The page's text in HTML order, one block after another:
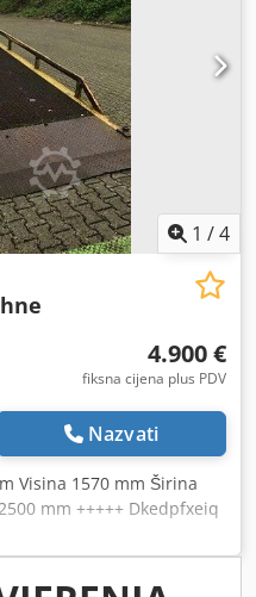
1 /4
4.900 €
fiksna cijena plus PDV
Nazvati
Visina 1570 mm Širina
mm +++++ Dkedpfxeiq
da je stroj rastavljen i
nije moguće
niti izraditi videozapis.